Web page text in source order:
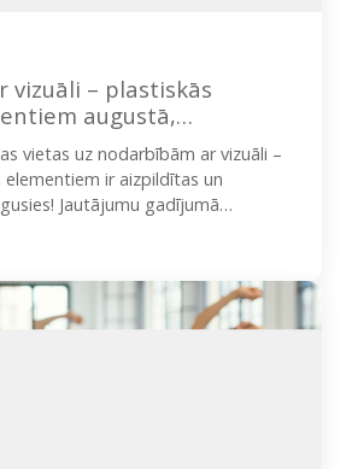
vizuāli – plastiskās
augustā,
vietas uz nodarbībām ar vizuāli –
elementiem ir aizpildītas un
Jautājumu gadījumā